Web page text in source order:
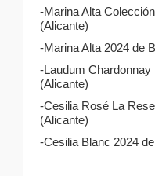
-Marina Alta
(Alicante)
-Marina Alta 2024 de
-Laudum
(Alicante)
-Cesilia Rosé La
(Alicante)
-Cesilia Blanc 2024